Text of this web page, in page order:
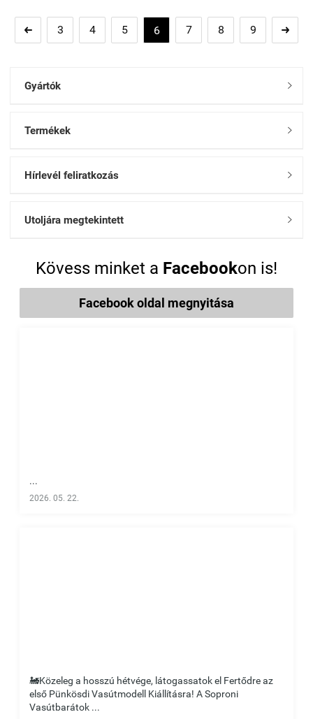
 3 4 5 6 7 8 9 
Gyártók 
Termékek 
Hírlevél feliratkozás 
Utoljára megtekintett 
Kövess minket a Facebookon is!
Facebook oldal megnyitása
...
2026. 05. 22.
🚂Közeleg a hosszú hétvége, látogassatok el Fertődre az
első Pünkösdi Vasútmodell Kiállításra! A Soproni
Vasútbarátok ...